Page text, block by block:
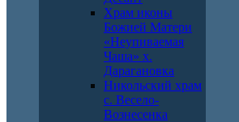
Храм иконы
Божией Матери
«Неупиваемая
Чаша» х.
Дарагановка
Никольский храм
с. Весело-
Вознесенка